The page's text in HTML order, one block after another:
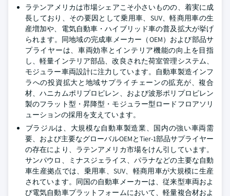
ラテンアメリカは市場シェアこそ小さいものの、着実に成
長しており、その要因として乗用車、SUV、軽商用車の生
産増加や、電気自動車・ハイブリッド車の普及拡大が挙げ
られます。同地域の完成車メーカー（OEM）および部品サ
プライヤーは、車両効率とインテリア機能の向上を目指
し、軽量インテリア部品、改良された荷室管理システム、
モジュラー車両設計に注力しています。自動車製造インフ
ラへの投資拡大と地域サプライチェーンの拡充が、複合
材、ハニカムポリプロピレン、および波形ポリプロピレン
製のフラット型・昇降型・モジュラー型ロードフロアソリ
ューションの採用を支えています。
ブラジルは、大規模な自動車製造業、国内の強い車両需
要、および主要なグローバルOEMとTier-1部品サプライヤー
の存在により、ラテンアメリカ市場をけん引しています。
サンパウロ、ミナスジェライス、パラナなどの主要な自動
車生産拠点では、乗用車、SUV、軽商用車が大規模に生産
されています。同国の自動車メーカーは、従来型車両およ
び電気自動車プラットフォームにおいて、軽量複合材およ